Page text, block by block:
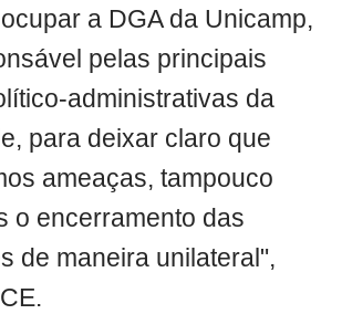
a DGA da Unicamp,
pelas principais
administrativas da
para deixar claro que
ameaças, tampouco
o encerramento das
de maneira unilateral",